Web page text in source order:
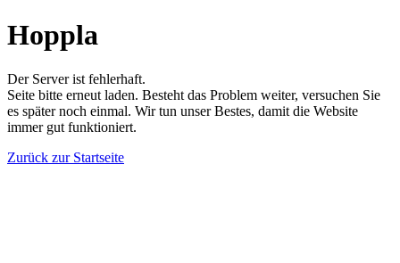
Hoppla
Der Server ist fehlerhaft.
Seite bitte erneut laden. Besteht das Problem weiter, versuchen Sie
es später noch einmal. Wir tun unser Bestes, damit die Website
immer gut funktioniert.
Zurück zur Startseite